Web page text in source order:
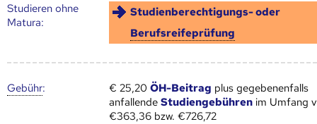
Studieren ohne
Matura:
Studienberechtigungs- oder
Berufsreifeprüfung
Gebühr: € 25,20ÖH-Beitrag plus gegebenenfalls
anfallendeStudiengebühren im Umfang
€363,36 bzw. €726,72